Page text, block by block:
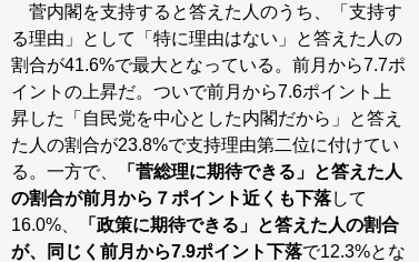
菅内閣を支持すると答えた人のうち、「支持す
る理由」として「特に理由はない」と答えた人の
割合が41.6%で最大となっている。前月から7.7ポ
イントの上昇だ。ついで前月から7.6ポイント上
昇した「自民党を中心とした内閣だから」と答え
た人の割合が23.8%で支持理由第二位に付けてい
る。一方で、
「菅総理に期待できる」と答えた人
の割合が前月から７ポイント近くも下落して
16.0%、
「政策に期待できる」と答えた人の割合
が、同じく前月から7.9ポイント下落で12.3%とな